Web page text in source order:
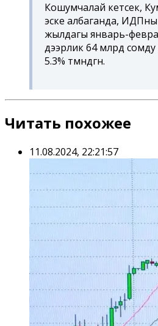
Кошумчалай кетсек,
эске албаганда,
жылдагы январь-
дээрлик 64 млрд сомду
5.3% төмөндөгөн.
Читать похожее
11.08.2024, 22:21:57